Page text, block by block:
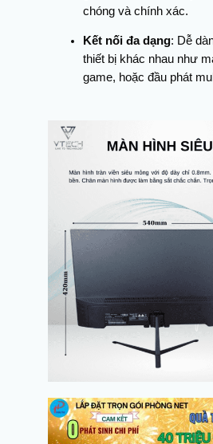
chóng và chính xác.
Kết nối đa dạng: Dễ
thiết bị khác nhau như
game, hoặc đầu phát